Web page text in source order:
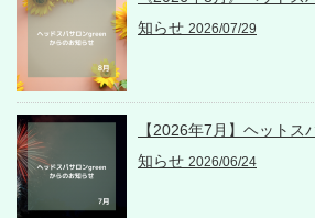
知らせ 2026/07/29
【2026年7月】ヘット
知らせ 2026/06/24